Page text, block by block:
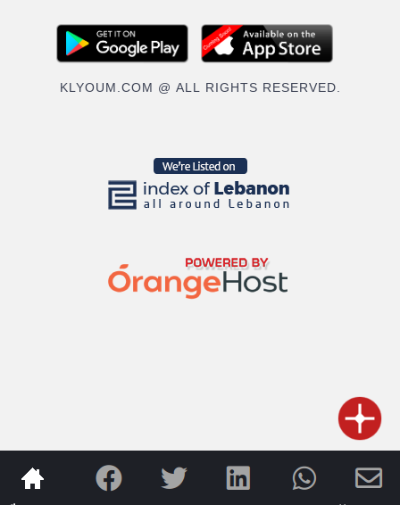
KLYOUM.COM @ ALL RIGHTS RESERVED.